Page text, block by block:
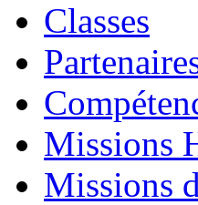
Classes
Missions
Missions